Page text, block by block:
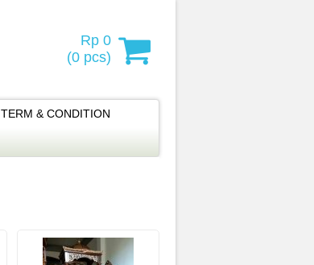
Rp 0
(0 pcs)
TERM & CONDITION